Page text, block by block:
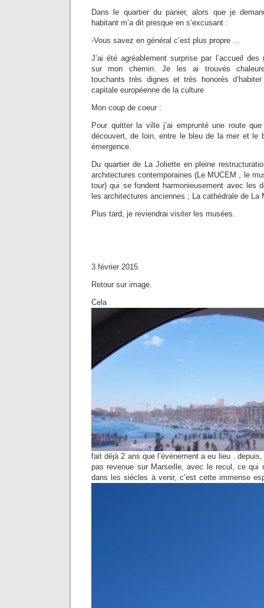
Dans le quartier du panier, alors que je
habitant m’a dit presque en s’excusant :
-Vous savez en général c’est plus propre …
J’ai été agréablement surprise par l’accueil des
sur mon chemin. Je les ai trouvés
touchants très dignes et très honorés
capitale européenne de la culture
Mon coup de coeur :
Pour quitter la ville j’ai emprunté une route
découvert, de loin, entre le bleu de la mer et le
émergence.
Du quartier de La Joliette en pleine
architectures contemporaines (Le MUCEM , le
tour) qui se fondent harmonieusement avec les
les architectures anciennes ; La cathédrale de
Plus tard, je reviendrai visiter les musées.
3 février 2015
Retour sur image.
Cela
fait déjà 2 ans que l’événement a eu lieu .
pas revenue sur Marseille, avec le recul, ce qui
dans les siècles à venir, c’est cette immense